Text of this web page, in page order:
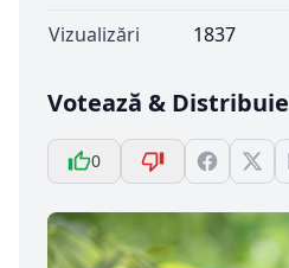
Vizualizări
1837
Votează & Distribuie
0